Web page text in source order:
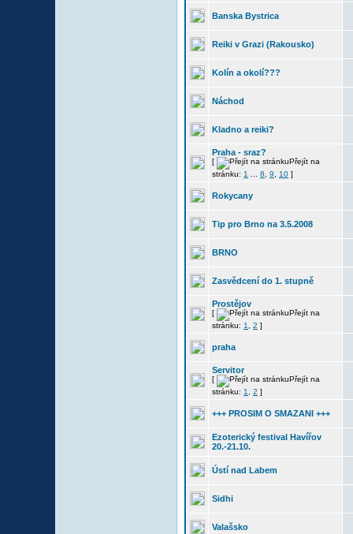
Banska Bystrica
Reiki v Grazi (Rakousko)
Kolín a okolí???
Náchod
Kladno a reiki?
Praha - sraz?
[
Přejít na
stránku: 1 8 9 10 ]
Rokycany
Tip pro Brno na 3.5.2008
BRNO
Zasvědcení do 1. stupně
Prostějov
[
Přejít na
stránku: 1 2 ]
praha
Servitor
[
Přejít na
stránku: 1 2 ]
+++ PROSIM O SMAZANI +++
Ezoterický festival Havířov
20.-21.10.
Ústí nad Labem
Sidhi
Valašsko